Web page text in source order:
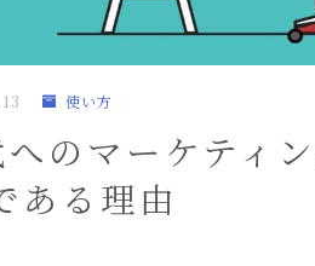
使い方
のマーケティ
ある理由